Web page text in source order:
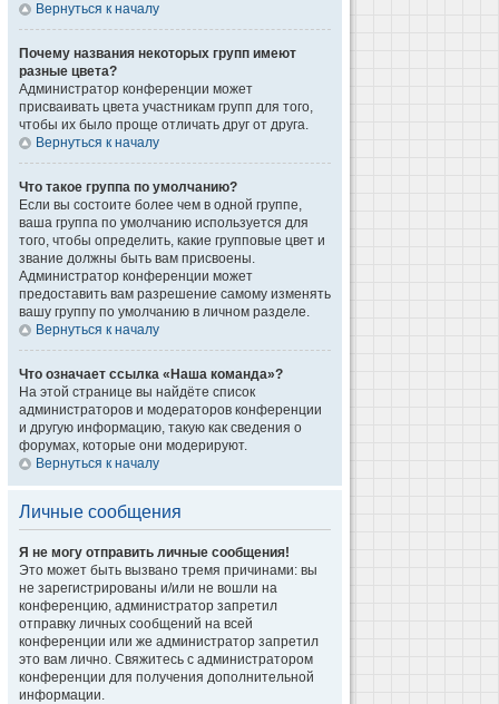
Вернуться к началу
Почему названия некоторых групп имеют
разные цвета?
Администратор конференции может
присваивать цвета участникам групп для того,
чтобы их было проще отличать друг от друга.
Вернуться к началу
Что такое группа по умолчанию?
Если вы состоите более чем в одной группе,
ваша группа по умолчанию используется для
того, чтобы определить, какие групповые цвет и
звание должны быть вам присвоены.
Администратор конференции может
предоставить вам разрешение самому изменять
вашу группу по умолчанию в личном разделе.
Вернуться к началу
Что означает ссылка «Наша команда»?
На этой странице вы найдёте список
администраторов и модераторов конференции
и другую информацию, такую как сведения о
форумах, которые они модерируют.
Вернуться к началу
Личные сообщения
Я не могу отправить личные сообщения!
Это может быть вызвано тремя причинами: вы
не зарегистрированы и/или не вошли на
конференцию, администратор запретил
отправку личных сообщений на всей
конференции или же администратор запретил
это вам лично. Свяжитесь с администратором
конференции для получения дополнительной
информации.